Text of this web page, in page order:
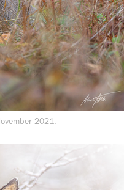
2021.